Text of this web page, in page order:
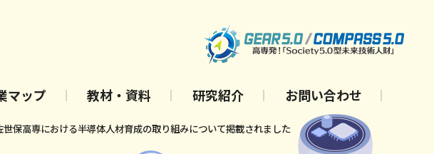
マップ 教材・資料 研究紹介 お問い合わせ
保高専における半導体人材育成の取り組みについて掲載されました